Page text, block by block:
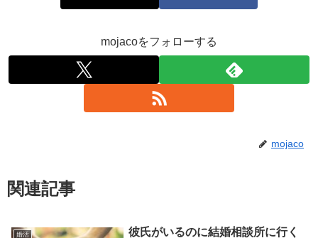
mojacoをフォローする
mojaco
関連記事
婚活
彼氏がいるのに結婚相談所に行く